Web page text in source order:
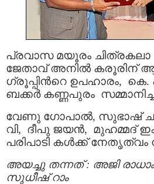
പ്രവാസ മയൂരം
ജേതാവ് അനില്‍ കരൂരിന്
ഗ്രൂപ്പിന്‍റെ ഉപഹാരം,
ബക്കര്‍ കണ്ണപുരം
വേണു ഗോപാല്‍, സുഭാഷ്
വി, ദീപു ജയന്‍, മുഹമ്മദ്
പരിപാടി കള്‍ക്ക്‌ നേതൃത്വം
അയച്ചു തന്നത് : അജി
സുധീഷ്‌ റാം